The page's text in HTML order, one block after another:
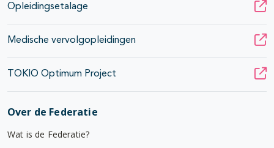
Opleidingsetalage
Medische vervolgopleidingen
TOKIO Optimum Project
Over de Federatie
Wat is de Federatie?